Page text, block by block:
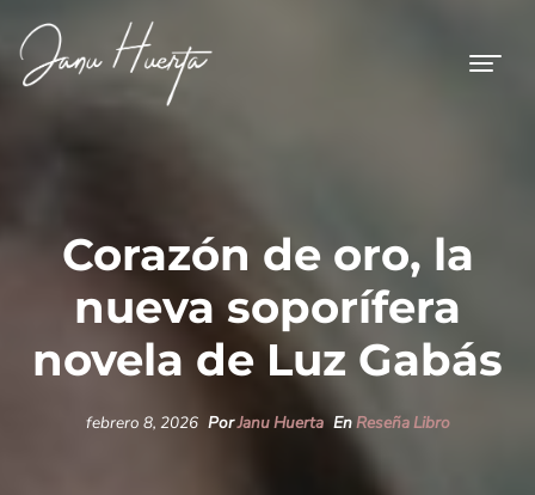
Corazón de oro, la
nueva soporífera
novela de Luz Gabás
febrero 8, 2026 PorJanu Huerta EnReseña Libro